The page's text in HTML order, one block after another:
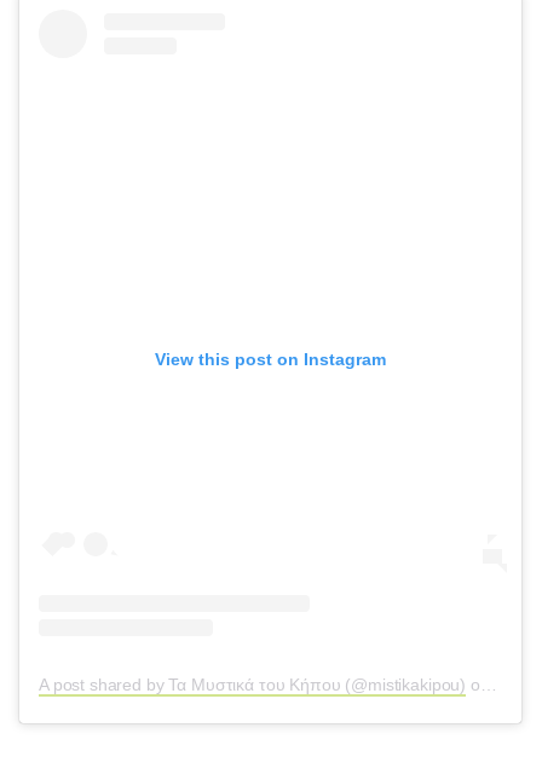
View this post on Instagram
A post shared by Τα Μυστικά του Κήπου (@mistikakipou) on